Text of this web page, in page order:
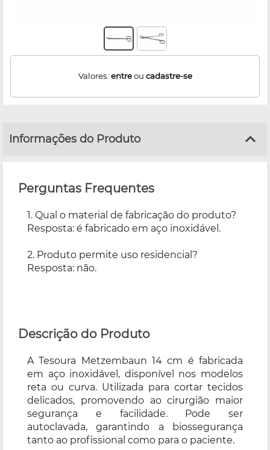
Valores: entreou cadastre-se
Informações do Produto
Perguntas Frequentes
1. Qual o material de fabricação do produto?
Resposta: é fabricado em aço inoxidável.
2. Produto permite uso residencial?
Resposta: não.
Descrição do Produto
A Tesoura Metzembaun 14 cm é fabricada
em aço inoxidável, disponível nos modelos
reta ou curva. Utilizada para cortar tecidos
delicados, promovendo ao cirurgião maior
segurança e facilidade. Pode ser
autoclavada, garantindo a biossegurança
tanto ao profissional como para o paciente.